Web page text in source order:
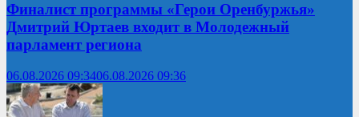
Финалист программы «Герои Оренбуржья»
Дмитрий Юртаев входит в Молодежный
парламент региона
06.08.2026 09:3406.08.2026 09:36